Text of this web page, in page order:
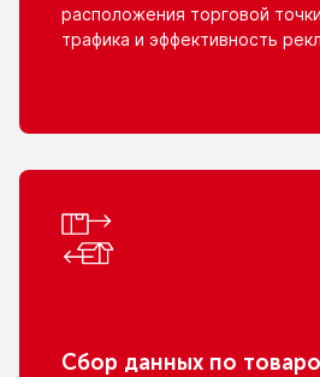
расположения торговой
трафика и эффективность
Сбор данных по